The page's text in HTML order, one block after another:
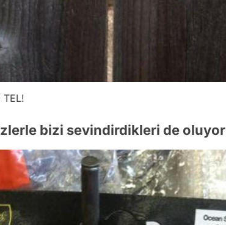
TEL!
bizi sevindirdikleri de oluyor